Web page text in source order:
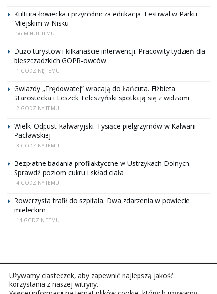
Kultura łowiecka i przyrodnicza edukacja. Festiwal w Parku
Miejskim w Nisku
56 MINUT TEMU
Dużo turystów i kilkanaście interwencji. Pracowity tydzień dla
bieszczadzkich GOPR-owców
1 GODZINĘ TEMU
Gwiazdy „Trędowatej” wracają do Łańcuta. Elżbieta
Starostecka i Leszek Teleszyński spotkają się z widzami
2 GODZINY TEMU
Wielki Odpust Kalwaryjski. Tysiące pielgrzymów w Kalwarii
Pacławskiej
3 GODZINY TEMU
Bezpłatne badania profilaktyczne w Ustrzykach Dolnych.
Sprawdź poziom cukru i skład ciała
4 GODZINY TEMU
Rowerzysta trafił do szpitala. Dwa zdarzenia w powiecie
mieleckim
14 GODZIN TEMU
Używamy ciasteczek, aby zapewnić najlepszą jakość
korzystania z naszej witryny.